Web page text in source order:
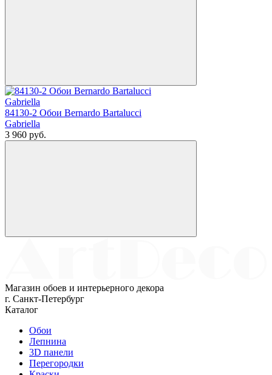
84130-2 Обои Bernardo Bartalucci
Gabriella
3 960 руб.
Магазин обоев и интерьерного декора
г. Санкт-Петербург
Каталог
Обои
Лепнина
3D панели
Перегородки